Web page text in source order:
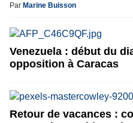
Par Marine Buisson
Venezuela : début du
opposition à Caracas
Retour de vacances :